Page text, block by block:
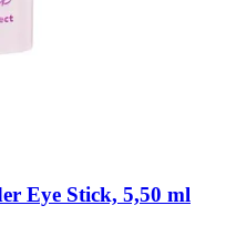
Eye Stick, 5,50 ml